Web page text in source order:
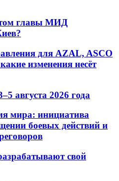
главы МИД
для AZAL, ASCO
изменения несёт
августа 2026 года
мира: инициатива
боевых действий и
свой